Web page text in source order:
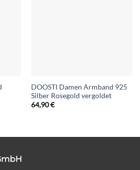
DOOSTI Damen Armband 925
Silber Rosegold vergoldet
64,90€